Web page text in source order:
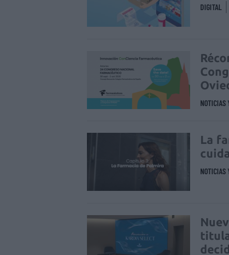
DIGITAL
NOTICIAS
La
NOTICIAS